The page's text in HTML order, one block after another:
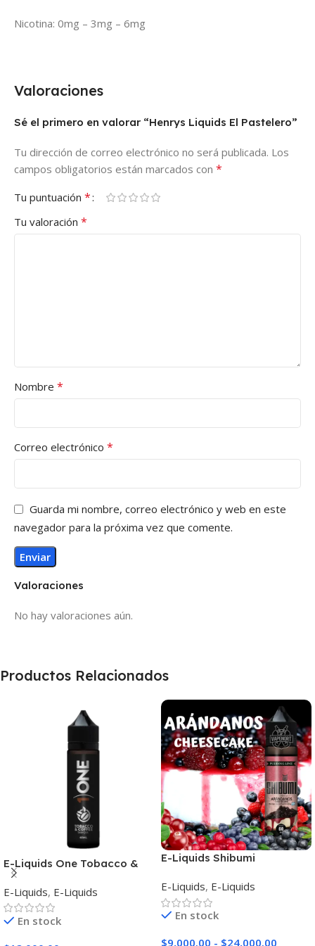
Nicotina: 0mg – 3mg – 6mg
Valoraciones
Valoraciones
No hay valoraciones aún.
Sé el primero en valorar “Henrys Liquids El Pastelero”
Tu dirección de correo electrónico no será publicada. Los
campos obligatorios están marcados con *
Tu puntuación *
Tu valoración *
Nombre *
Correo electrónico *
Guarda mi nombre, correo electrónico y web en este
navegador para la próxima vez que comente.
Productos Relacionados
E-Liquids One Tobacco &
Coffee
E-Liquids, E-Liquids
En stock
E-Liquids Shibumi
E-Liquids, E-Liquids
En stock
$9,000.00 - $24,000.00